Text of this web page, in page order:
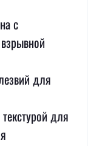
с
для
для